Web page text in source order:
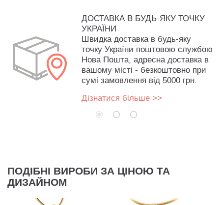
ДОСТАВКА В БУДЬ-ЯКУ ТОЧКУ
УКРАЇНИ
Швидка доставка в будь-яку
точку України поштовою службою
Нова Пошта, адресна доставка в
вашому місті - безкоштовно при
сумі замовлення від 5000 грн.
Дізнатися більше >>
ПОДІБНІ ВИРОБИ ЗА ЦІНОЮ ТА
ДИЗАЙНОМ